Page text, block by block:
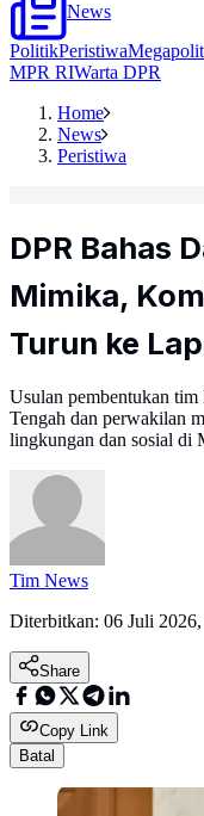
News
PolitikPeristiwa
MPR RIWarta DPR
Home
News
Peristiwa
DPR Bahas
Mimika,
Turun ke
Usulan pembentukan tim
Tengah dan perwakilan
lingkungan dan sosial di
Tim News
Diterbitkan: 06 Juli
Share
Copy Link
Batal